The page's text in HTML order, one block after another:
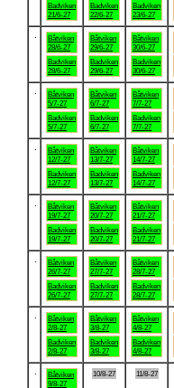
Badviken
21/6-27
Badviken
22/6-27
Badviken
23/6-27
Båtviken
28/6-27
Badviken
28/6-27
Båtviken
29/6-27
Badviken
29/6-27
Båtviken
30/6-27
Badviken
30/6-27
Båtviken
5/7-27
Badviken
5/7-27
Båtviken
6/7-27
Badviken
6/7-27
Båtviken
7/7-27
Badviken
7/7-27
Båtviken
12/7-27
Badviken
12/7-27
Båtviken
13/7-27
Badviken
13/7-27
Båtviken
14/7-27
Badviken
14/7-27
Båtviken
19/7-27
Badviken
19/7-27
Båtviken
20/7-27
Badviken
20/7-27
Båtviken
21/7-27
Badviken
21/7-27
Båtviken
26/7-27
Badviken
26/7-27
Båtviken
27/7-27
Badviken
27/7-27
Båtviken
28/7-27
Badviken
28/7-27
Båtviken
2/8-27
Badviken
2/8-27
Båtviken
3/8-27
Badviken
3/8-27
Båtviken
4/8-27
Badviken
4/8-27
Båtviken
9/8-27
10/8-27 11/8-27